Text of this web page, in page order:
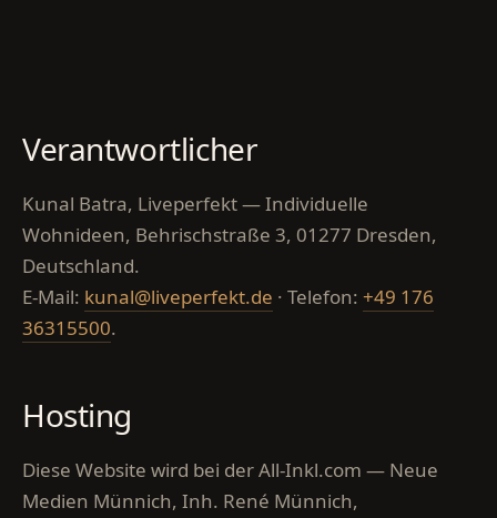
Verantwortlicher
Kunal Batra, Liveperfekt — Individuelle
Wohnideen, Behrischstraße 3, 01277 Dresden,
Deutschland.
E-Mail: kunal@liveperfekt.de · Telefon: +49 176
36315500.
Hosting
Diese Website wird bei der All-Inkl.com — Neue
Medien Münnich, Inh. René Münnich,